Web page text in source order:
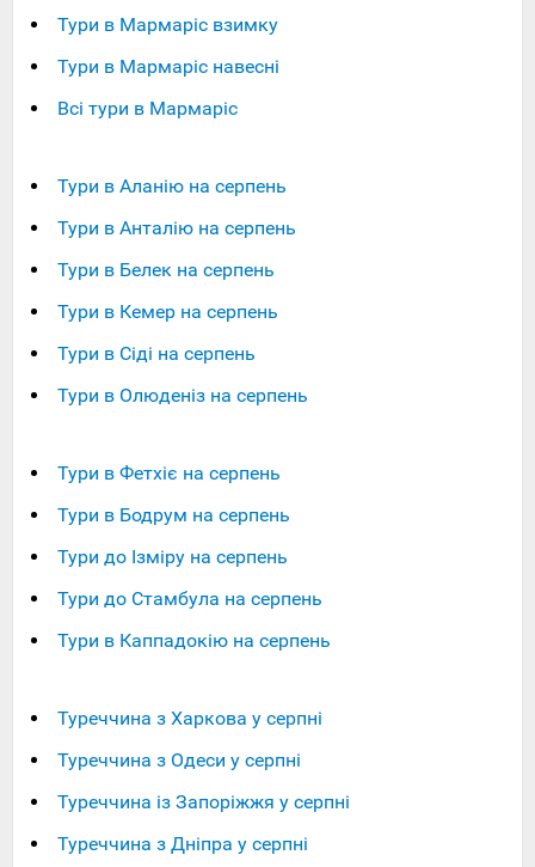
Тури в Мармаріс взимку
Тури в Мармаріс навесні
Всі тури в Мармаріс
Тури в Аланію на серпень
Тури в Анталію на серпень
Тури в Белек на серпень
Тури в Кемер на серпень
Тури в Сіді на серпень
Тури в Олюденіз на серпень
Тури в Фетхіє на серпень
Тури в Бодрум на серпень
Тури до Ізміру на серпень
Тури до Стамбула на серпень
Тури в Каппадокію на серпень
Туреччина з Харкова у серпні
Туреччина з Одеси у серпні
Туреччина із Запоріжжя у серпні
Туреччина з Дніпра у серпні